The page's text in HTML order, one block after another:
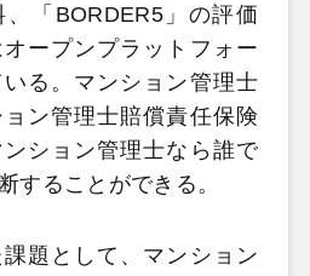
「BORDER5」の評価
ープンプラットフォー
る。マンション管理士
ン管理士賠償責任保険
ション管理士なら誰で
することができる。
題として、マンション